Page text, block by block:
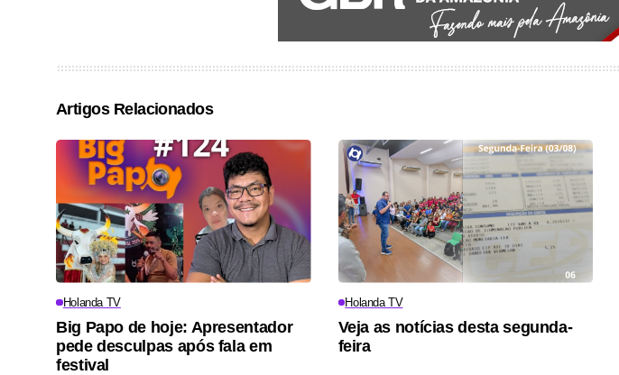
Artigos Relacionados
Holanda TV
Big Papo de hoje: Apresentador
pede desculpas após fala em
festival
Holanda TV
Veja as notícias desta segunda-
feira